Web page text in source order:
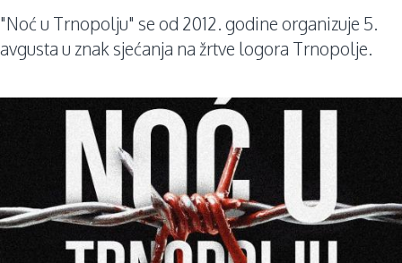
Kolumne
Lične priče
Saradnja sa medijima
"Noć u Trnopolju" se od 2012. godine organizuje 5.
avgusta u znak sjećanja na žrtve logora Trnopolje.